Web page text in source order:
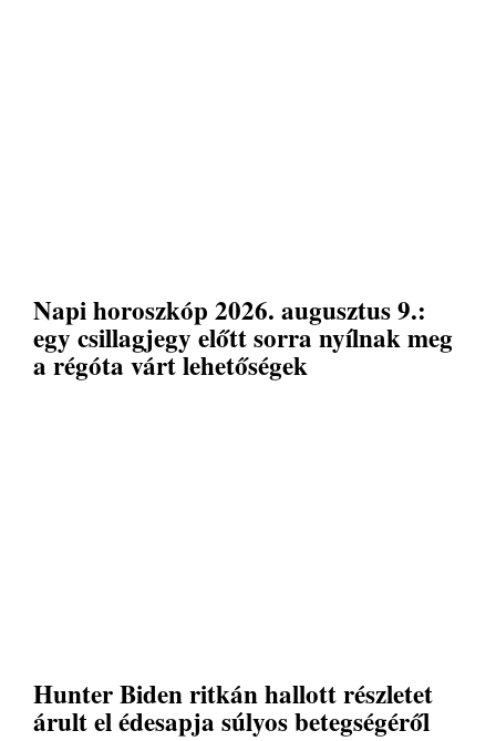
Napi horoszkóp 2026. augusztus 9.:
egy csillagjegy előtt sorra nyílnak meg
a régóta várt lehetőségek
Hunter Biden ritkán hallott részletet
árult el édesapja súlyos betegségéről